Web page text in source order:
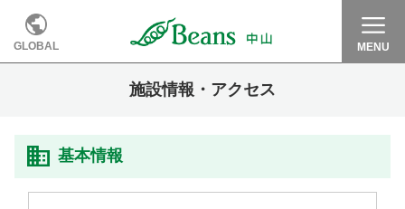
GLOBAL MENU
施設情報・アクセス
基本情報